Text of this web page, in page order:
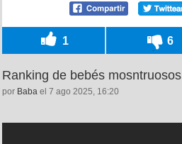
1 6
Ranking de bebés mosntruosos
por Baba el 7 ago 2025, 16:20